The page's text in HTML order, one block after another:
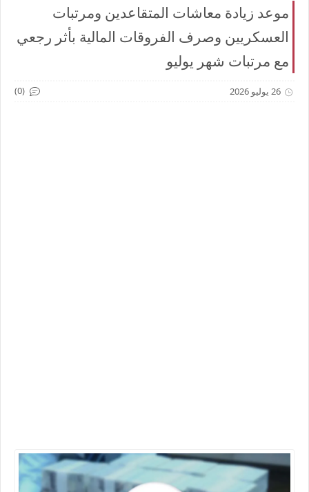
موعد زيادة معاشات المتقاعدين ومرتبات
العسكريين وصرف الفروقات المالية بأثر رجعي
مع مرتبات شهر يوليو
26 يوليو 2026 (0)